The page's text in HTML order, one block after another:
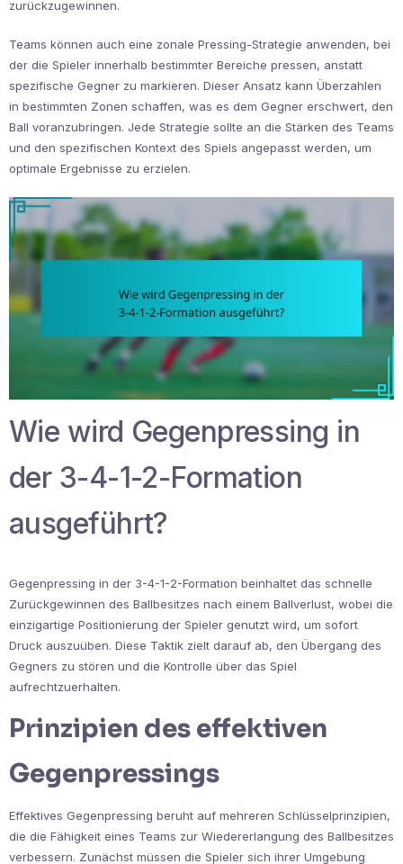
zurückzugewinnen.
Teams können auch eine zonale Pressing-Strategie anwenden, bei
der die Spieler innerhalb bestimmter Bereiche pressen, anstatt
spezifische Gegner zu markieren. Dieser Ansatz kann Überzahlen
in bestimmten Zonen schaffen, was es dem Gegner erschwert, den
Ball voranzubringen. Jede Strategie sollte an die Stärken des Teams
und den spezifischen Kontext des Spiels angepasst werden, um
optimale Ergebnisse zu erzielen.
Wie wird Gegenpressing in
der 3-4-1-2-Formation
ausgeführt?
Gegenpressing in der 3-4-1-2-Formation beinhaltet das schnelle
Zurückgewinnen des Ballbesitzes nach einem Ballverlust, wobei die
einzigartige Positionierung der Spieler genutzt wird, um sofort
Druck auszuüben. Diese Taktik zielt darauf ab, den Übergang des
Gegners zu stören und die Kontrolle über das Spiel
aufrechtzuerhalten.
Prinzipien des effektiven
Gegenpressings
Effektives Gegenpressing beruht auf mehreren Schlüsselprinzipien,
die die Fähigkeit eines Teams zur Wiedererlangung des Ballbesitzes
verbessern. Zunächst müssen die Spieler sich ihrer Umgebung